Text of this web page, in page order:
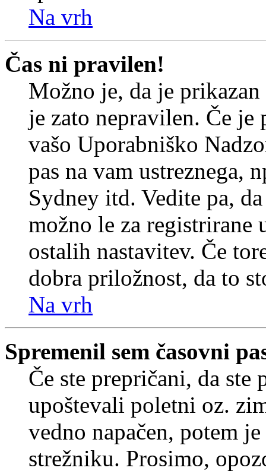
Na vrh
Čas ni pravilen!
Možno je, da je prikazan
je zato nepravilen. Če
vašo Uporabniško
pas na vam ustreznega,
Sydney itd. Vedite pa,
možno le za registrirane
ostalih nastavitev. Če
dobra priložnost, da to
Na vrh
Spremenil sem časovni
Če ste prepričani, da
upoštevali poletni oz.
vedno napačen, potem
strežniku. Prosimo,